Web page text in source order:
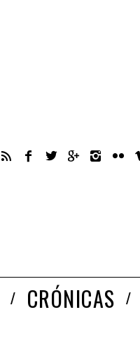
CRÓNICAS